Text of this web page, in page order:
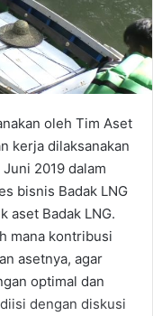
oleh Tim Aset
kerja dilaksanakan
2019 dalam
bisnis Badak LNG
aset Badak LNG.
mana kontribusi
asetnya, agar
optimal dan
dengan diskusi